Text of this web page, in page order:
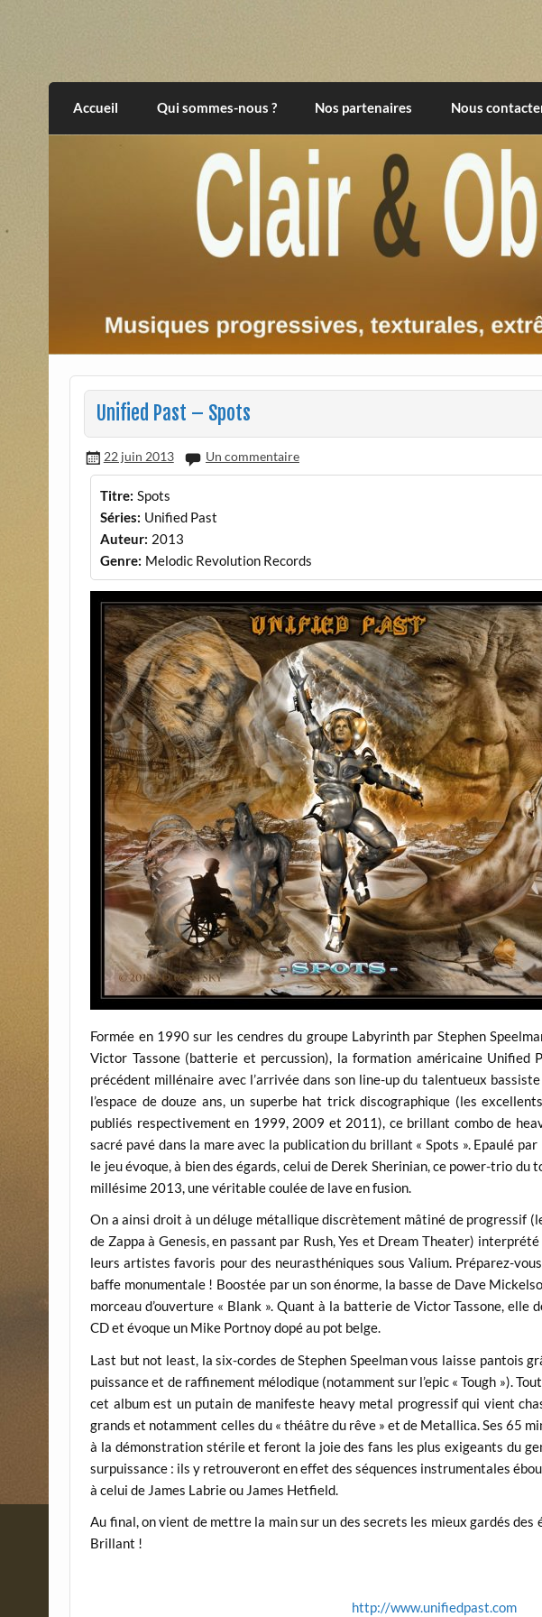
Clair et Obscur
Accueil Qui sommes-nous ? Nos partenaires Nous
Unified Past – Spots
22 juin 2013 Un commentaire
Titre: Spots
Séries: Unified Past
Auteur: 2013
Genre: Melodic Revolution Records
Formée en 1990 sur les cendres du groupe Labyrinth par Stephen
Victor Tassone (batterie et percussion), la formation américaine Unified
précédent millénaire avec l’arrivée dans son line-up du talentueux
l’espace de douze ans, un superbe hat trick discographique (les
publiés respectivement en 1999, 2009 et 2011), ce brillant combo de
sacré pavé dans la mare avec la publication du brillant « Spots ». Epaulé
le jeu évoque, à bien des égards, celui de Derek Sherinian, ce power-trio du
millésime 2013, une véritable coulée de lave en fusion.
On a ainsi droit à un déluge métallique discrètement mâtiné de progressif
de Zappa à Genesis, en passant par Rush, Yes et Dream Theater)
leurs artistes favoris pour des neurasthéniques sous Valium. Préparez-
baffe monumentale ! Boostée par un son énorme, la basse de Dave
morceau d’ouverture « Blank ». Quant à la batterie de Victor Tassone, elle
CD et évoque un Mike Portnoy dopé au pot belge.
Last but not least, la six-cordes de Stephen Speelman vous laisse pantois
puissance et de raffinement mélodique (notamment sur l’epic « Tough »).
cet album est un putain de manifeste heavy metal progressif qui vient
grands et notamment celles du « théâtre du rêve » et de Metallica. Ses 65
à la démonstration stérile et feront la joie des fans les plus exigeants du
surpuissance : ils y retrouveront en effet des séquences instrumentales
à celui de James Labrie ou James Hetfield.
Au final, on vient de mettre la main sur un des secrets les mieux gardés des
Brillant !
http://www.unifiedpast.com